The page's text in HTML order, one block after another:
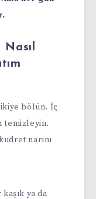
ikiye bölün. İç
temizleyin.
narını
ya da